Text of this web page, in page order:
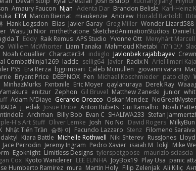
Amaury Faucon Njan Adenta Dar Brandon Belisle Karl-Heinz
ETM Marcin Biernat miaukenzie Andrew Horald Bartoldt
Hank Logsdon Elias Javier Garay Greg Miller Wonder Lizard588
Wasu Ju'Nior mrthethatone SketchedAnimationStudios Daniel
T Eddy Raik Remus APS Studio Yvonne Ott Menyhárt Marcell
Williem McWhorter Liam Tanaka Mahmoud Khetabi יניב חלה
Noah Couallier Character34 indiiglo Javlonbek rajabbayev
CombatNinja1269 laddc sellig64 Javier Radix N Ariel Ilmari
PS5 Era Rerza bjgrimoari Caleb Mcmullen giovanni varani
Bryant Price DEEPNOX Pen Michael Koschmieder pato dlgv
MinhazMurks Fxntxnile Eric Moyer qaylanuraya Derek Ray
enitzur Zephon Gil Bruvel Matthew Zaneski junior
Adam N'Diaye Gerardo Orozco Oskar Mendez
j_ edak Josue Uribe Anton Rubets Gui Ramalho Noah
Archman Billy Bob Evan C SHALIWA233 Stefan
H's Art Stuff Oliver Lemke Josh No No David Rogers MilkyBun
Nhật Tiến Trần 승하 이 Facundo Lazzaro Stenz Filomeno Saraiva
Kiara Battle Michelle Rothwell Niki Shterev RussJones
Jace Perrodin Jeremy Ingram Pedro Xavier isaiah M lokjl Mike
Egoknight Limitless Designs tylerspetgoose maurizio sciascia
Cox Kyoto Wanderer LEE EUNHA JoyBox19 Play Usa panic
Humberto Ramirez mura Martin Holy Filip Zelenjak Ali Kılıç